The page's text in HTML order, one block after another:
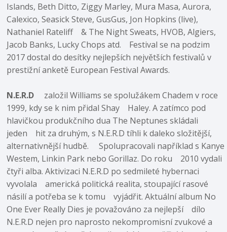
Islands, Beth Ditto, Ziggy Marley, Mura Masa, Aurora,
Calexico, Seasick Steve, GusGus, Jon Hopkins (live),
Nathaniel Rateliff & The Night Sweats, HVOB, Algiers,
Jacob Banks, Lucky Chops atd. Festival se na podzim
2017 dostal do desítky nejlepších největších festivalů v
prestižní anketě European Festival Awards.
N.E.R.D
založil Williams se spolužákem Chadem v roce
1999, kdy se k nim přidal Shay Haley. A zatímco pod
hlavičkou produkčního dua The Neptunes skládali
jeden hit za druhým, s N.E.R.D tíhli k daleko složitější,
alternativnější hudbě. Spolupracovali například s Kanye
Westem, Linkin Park nebo Gorillaz. Do roku 2010 vydali
čtyři alba. Aktivizaci N.E.R.D po sedmileté hybernaci
vyvolala americká politická realita, stoupající rasové
násilí a potřeba se k tomu vyjádřit. Aktuální album No
One Ever Really Dies je považováno za nejlepší dílo
N.E.R.D nejen pro naprosto nekompromisní zvukové a